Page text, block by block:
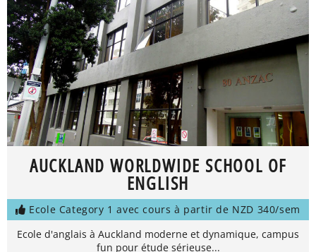
AUCKLAND WORLDWIDE SCHOOL OF
ENGLISH
Ecole Category 1 avec cours à partir de NZD 340/sem
Ecole d'anglais à Auckland moderne et dynamique, campus
fun pour étude sérieuse...